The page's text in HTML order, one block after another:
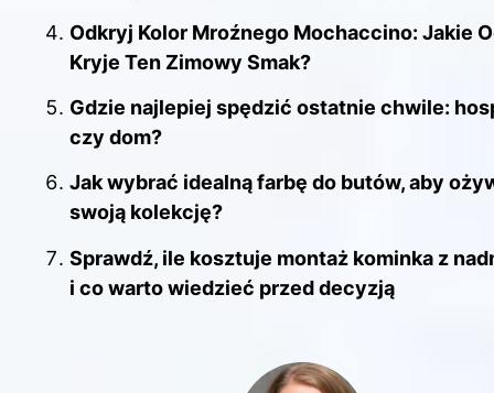
Odkryj Kolor Mroźnego Mochaccino: Jakie
Kryje Ten Zimowy Smak?
Gdzie najlepiej spędzić ostatnie chwile:
czy dom?
Jak wybrać idealną farbę do butów, aby
swoją kolekcję?
Sprawdź, ile kosztuje montaż kominka z
i co warto wiedzieć przed decyzją